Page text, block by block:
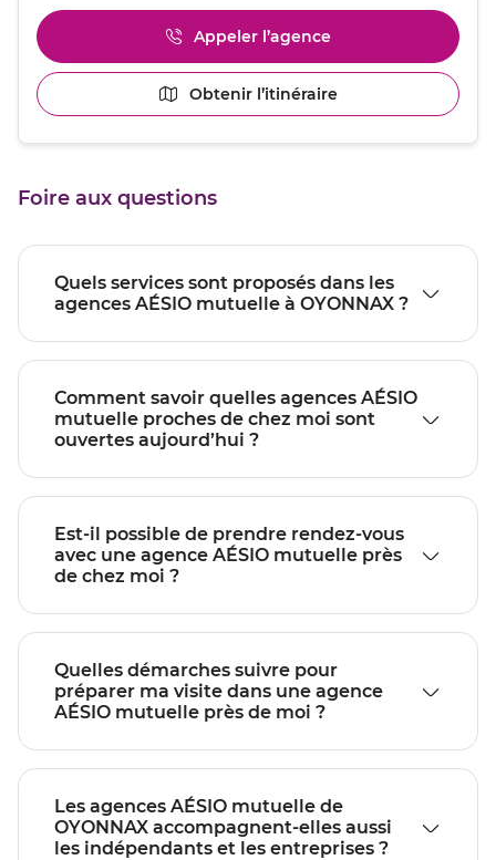
plus
amples
informations
[ECHAP
pour
Appeler l’agence
Afficher
le
numéro
de
du
Obtenir l’itinéraire
jusqu'au
de
Foire aux questions
Quels services sont proposés dans les
agences AÉSIO mutuelle à OYONNAX ?
Comment savoir quelles agences AÉSIO
mutuelle proches de chez moi sont
ouvertes aujourd’hui ?
Est-il possible de prendre rendez-vous
avec une agence AÉSIO mutuelle près
de chez moi ?
Quelles démarches suivre pour
préparer ma visite dans une agence
AÉSIO mutuelle près de moi ?
Les agences AÉSIO mutuelle de
OYONNAX accompagnent-elles aussi
les indépendants et les entreprises ?